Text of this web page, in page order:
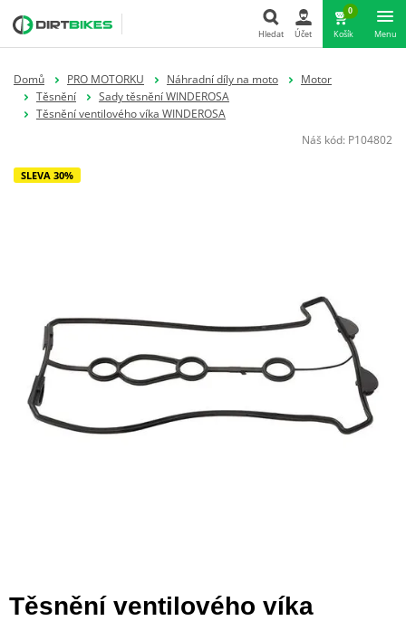
Hledat Účet
0
Košík Menu
Domů PRO MOTORKU Náhradní díly na moto
Motor
Těsnění
Sady těsnění WINDEROSA
Těsnění ventilového víka WINDEROSA
Náš kód: P104802
SLEVA 30%
Těsnění ventilového víka